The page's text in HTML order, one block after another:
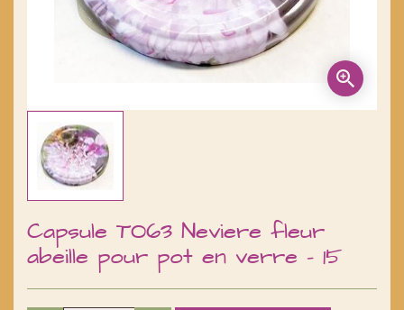
Capsule TO63 Neviere fleur
abeille pour pot en verre - 15